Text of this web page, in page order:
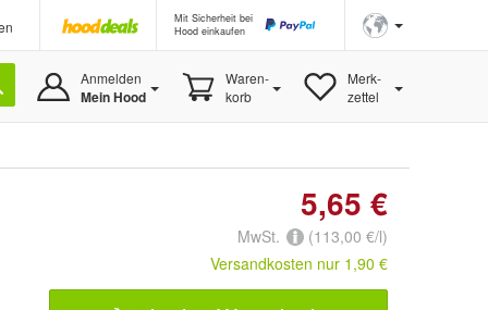
Mit Sicherheit bei
Hood einkaufen
Anmelden
Mein Hood
Waren-
korb
Merk-
zettel
5,65 €
MwSt.
(113,00 €/l)
Versandkosten nur 1,90 €